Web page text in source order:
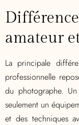
amateur
La principale
professionnelle
du photographe.
seulement un
et des techniques